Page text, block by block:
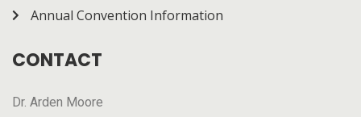
Annual Convention Information
CONTACT
Dr. Arden Moore